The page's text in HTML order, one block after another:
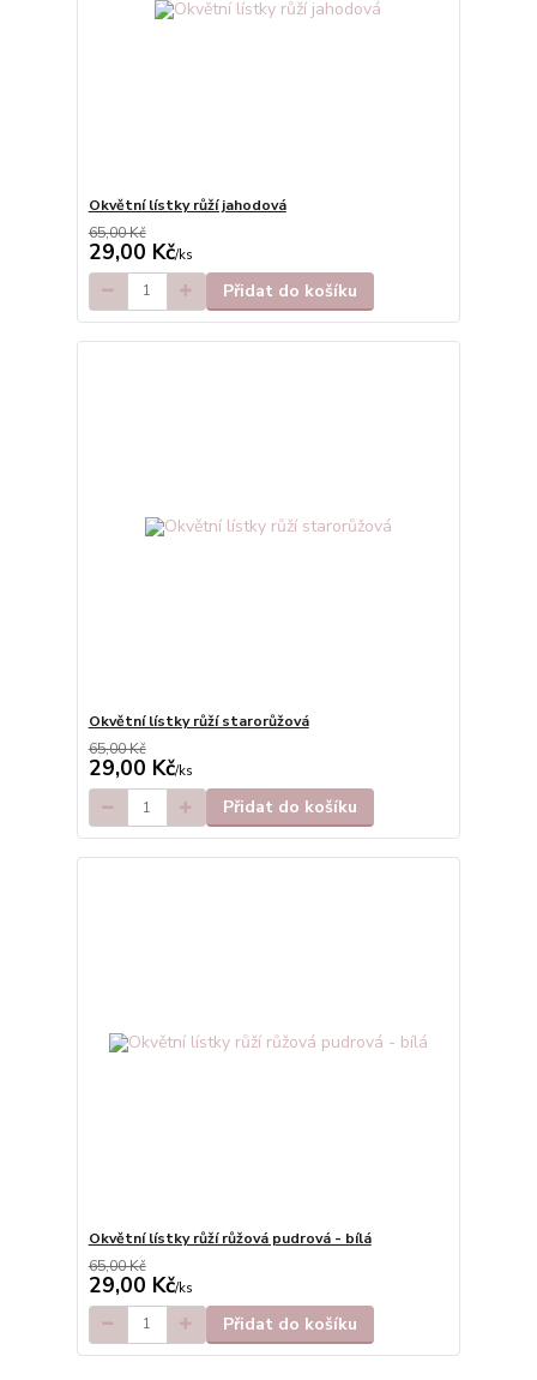
Okvětní lístky růží jahodová
65,00 Kč
29,00 Kč/ks
Přidat do košíku
Okvětní lístky růží starorůžová
65,00 Kč
29,00 Kč/ks
Přidat do košíku
Okvětní lístky růží růžová pudrová - bílá
65,00 Kč
29,00 Kč/ks
Přidat do košíku